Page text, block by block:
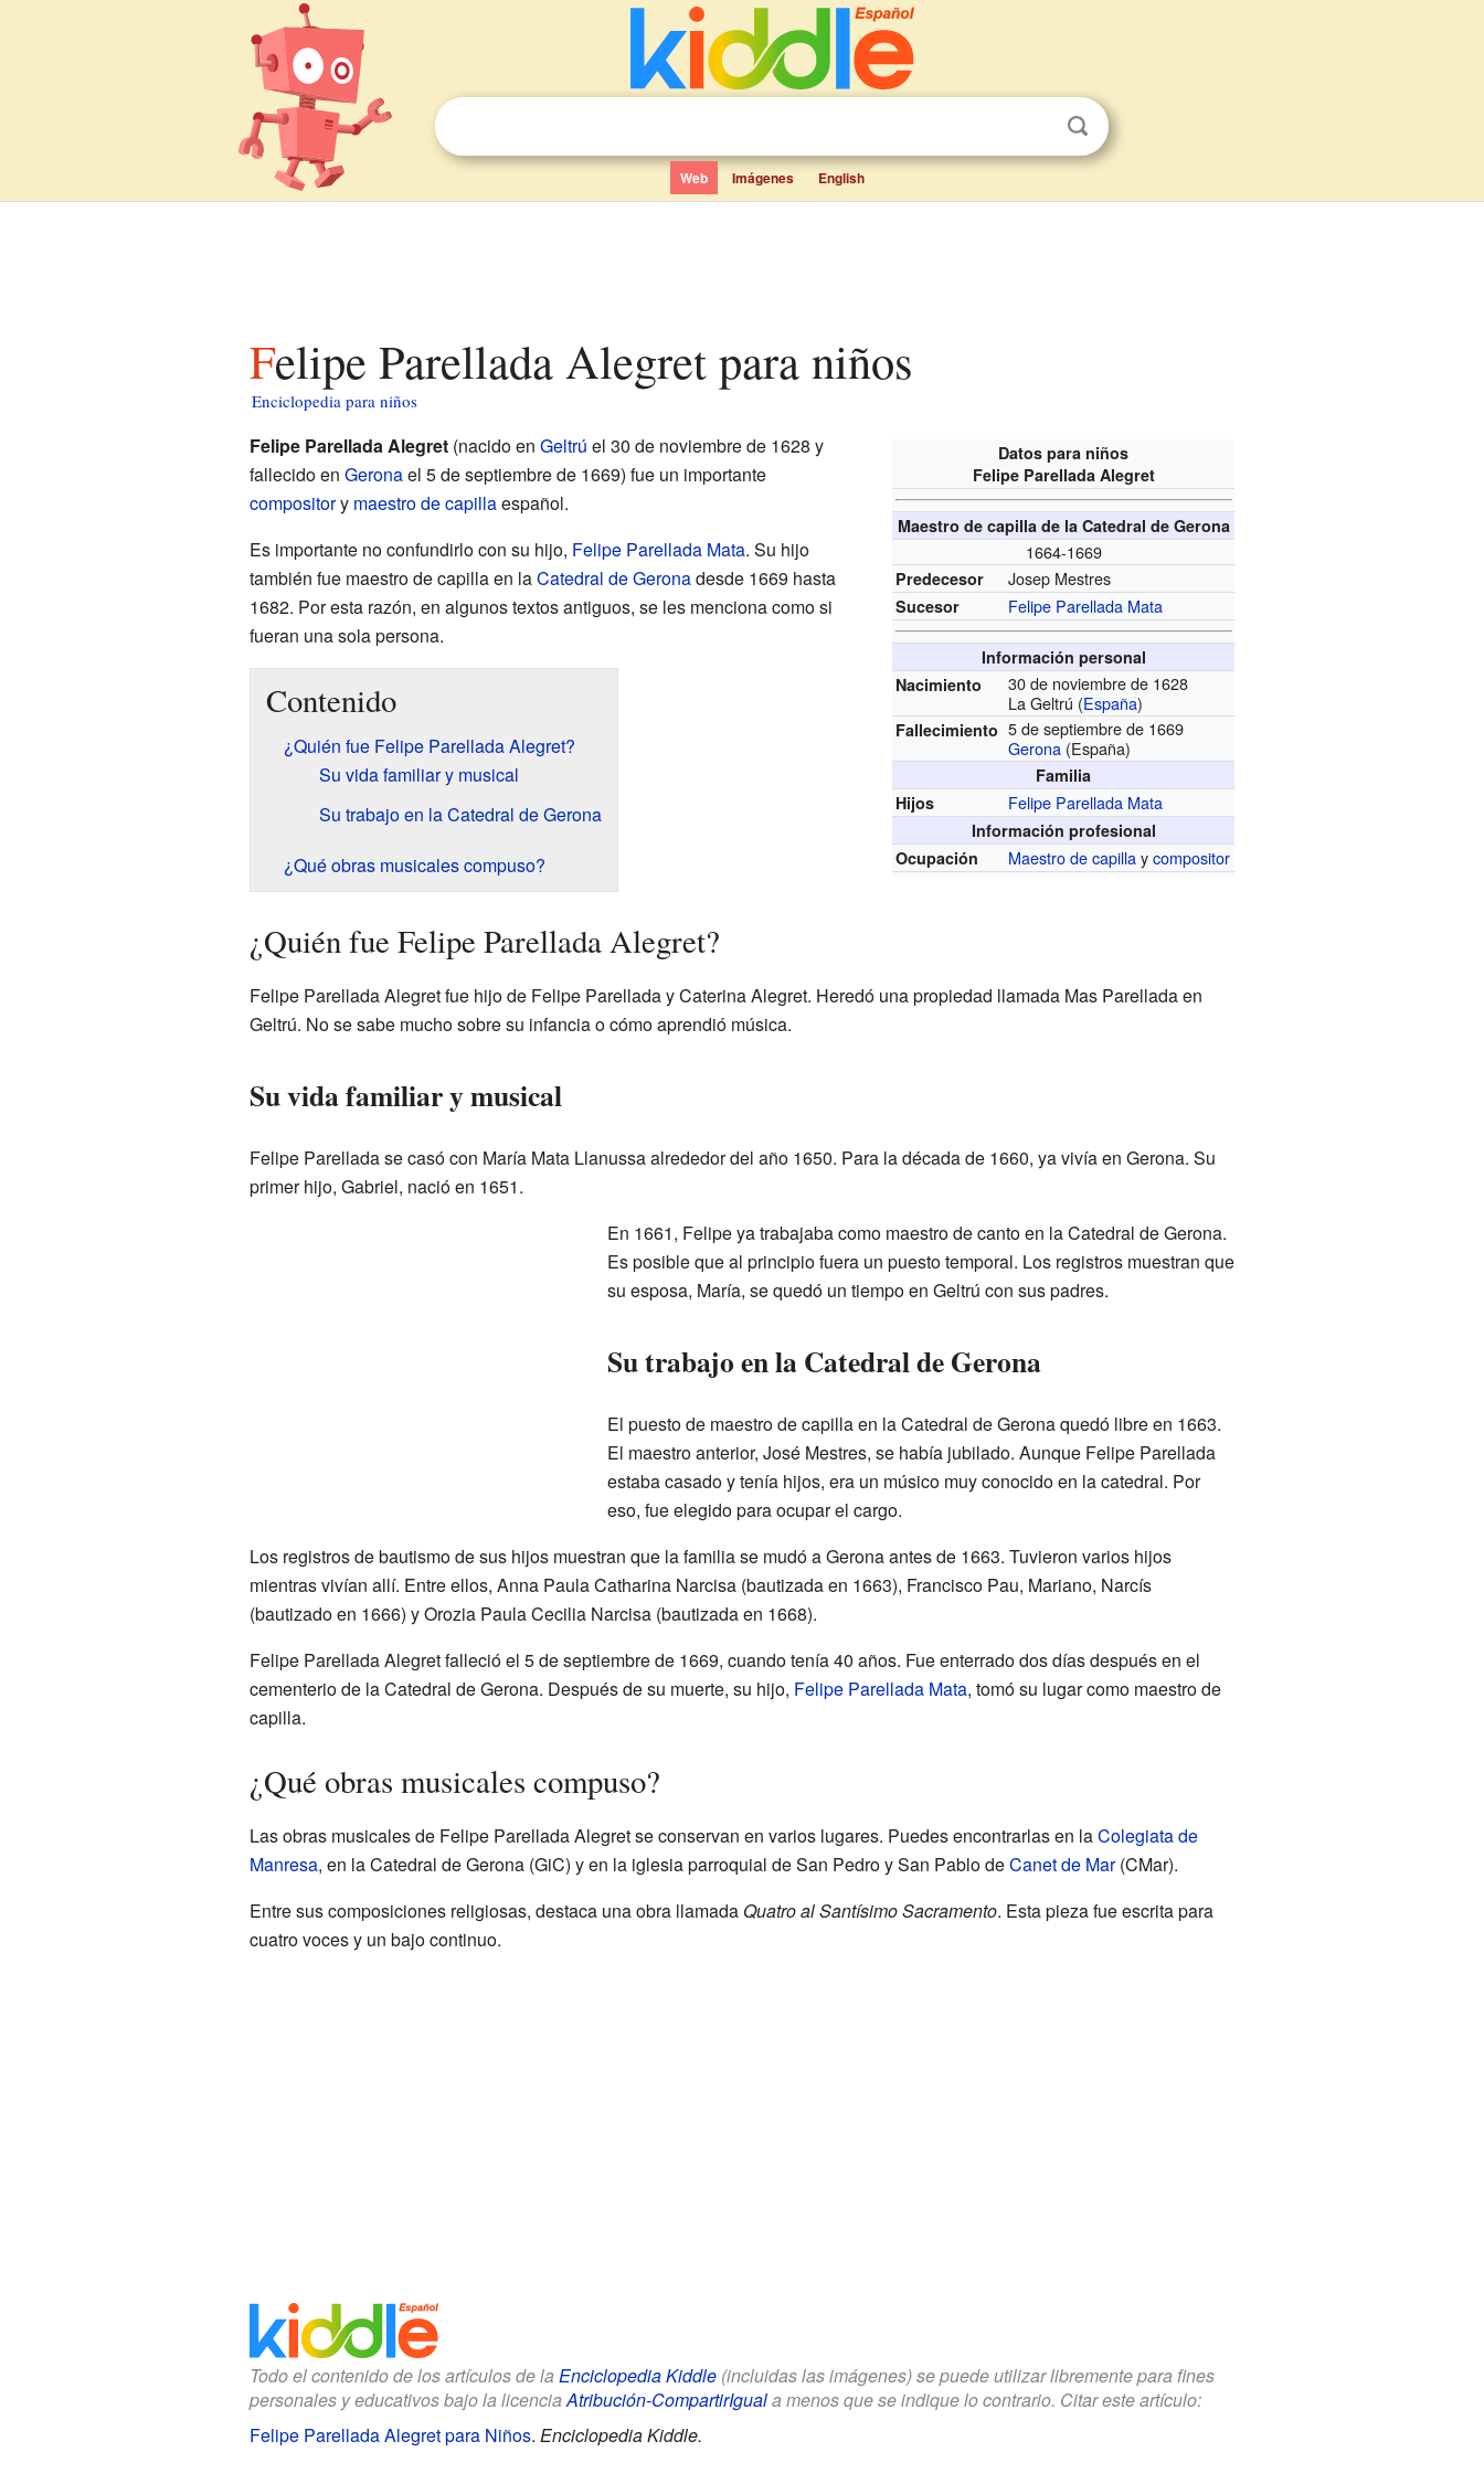
Web Imágenes English
Felipe Parellada Alegret para niños
Enciclopedia para niños
Datos para niños
Felipe Parellada Alegret
Maestro de capilla de la Catedral de Gerona
1664-1669
Predecesor Josep Mestres
Sucesor Felipe Parellada Mata
Información personal
Nacimiento
30 de noviembre de 1628
La Geltrú (España)
Fallecimiento 5 de septiembre de 1669
Gerona (España)
Familia
Hijos
Felipe Parellada Mata
Información profesional
Ocupación
Maestro de capillaycompositor
Felipe Parellada Alegret(nacido en Geltrú el 30 de noviembre de 1628 y
fallecido en Geronael 5 de septiembre de 1669) fue un importante
compository maestro de capillaespañol.
Es importante no confundirlo con su hijo, Felipe Parellada Mata. Su hijo
también fue maestro de capilla en laCatedral de Geronadesde 1669 hasta
1682. Por esta razón, en algunos textos antiguos, se les menciona como si
fueran una sola persona.
Contenido
¿Quién fue Felipe Parellada Alegret?
Su vida familiar y musical
Su trabajo en la Catedral de Gerona
¿Qué obras musicales compuso?
¿Quién fue Felipe Parellada Alegret?
Felipe Parellada Alegret fue hijo de Felipe Parellada y Caterina Alegret. Heredó una propiedad llamada Mas Parellada en
Geltrú. No se sabe mucho sobre su infancia o cómo aprendió música.
Su vida familiar y musical
Felipe Parellada se casó con María Mata Llanussa alrededor del año 1650. Para la década de 1660, ya vivía en Gerona. Su
primer hijo, Gabriel, nació en 1651.
En 1661, Felipe ya trabajaba como maestro de canto en la Catedral de Gerona.
Es posible que al principio fuera un puesto temporal. Los registros muestran que
su esposa, María, se quedó un tiempo en Geltrú con sus padres.
Su trabajo en la Catedral de Gerona
El puesto de maestro de capilla en la Catedral de Gerona quedó libre en 1663.
El maestro anterior, José Mestres, se había jubilado. Aunque Felipe Parellada
estaba casado y tenía hijos, era un músico muy conocido en la catedral. Por
eso, fue elegido para ocupar el cargo.
Los registros de bautismo de sus hijos muestran que la familia se mudó a Gerona antes de 1663. Tuvieron varios hijos
mientras vivían allí. Entre ellos, Anna Paula Catharina Narcisa (bautizada en 1663), Francisco Pau, Mariano, Narcís
(bautizado en 1666) y Orozia Paula Cecilia Narcisa (bautizada en 1668).
Felipe Parellada Alegret falleció el 5 de septiembre de 1669, cuando tenía 40 años. Fue enterrado dos días después en el
cementerio de la Catedral de Gerona. Después de su muerte, su hijo, Felipe Parellada Mata, tomó su lugar como maestro de
capilla.
¿Qué obras musicales compuso?
Las obras musicales de Felipe Parellada Alegret se conservan en varios lugares. Puedes encontrarlas en laColegiata de
Manresa, en la Catedral de Gerona (GiC) y en la iglesia parroquial de San Pedro y San Pablo deCanet de Mar(CMar).
Entre sus composiciones religiosas, destaca una obra llamada Quatro al Santísimo Sacramento. Esta pieza fue escrita para
cuatro voces y un bajo continuo.
Todo el contenido de los artículos de la Enciclopedia Kiddle(incluidas las imágenes) se puede utilizar libremente para fines
personales y educativos bajo la licenciaAtribución-CompartirIguala menos que se indique lo contrario. Citar este artículo:
Felipe Parellada Alegret para Niños. Enciclopedia Kiddle.